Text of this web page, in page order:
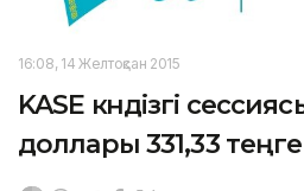
16:08, 14 Желтоқсан 2015
KASE күндізгі
доллары 331,33 теңге